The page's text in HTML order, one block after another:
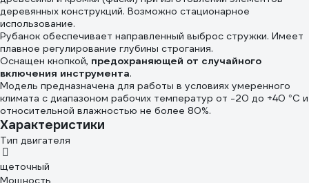
деревянных конструкций. Возможно стационарное
использование.
Рубанок обеспечивает направленный выброс стружки. Имеет
плавное регулирование глубины строгания.
Оснащен кнопкой, предохраняющей от случайного
включения инструмента.
Модель предназначена для работы в условиях умеренного
климата с диапазоном рабочих температур от -20 до +40 °C и
относительной влажностью не более 80%.
Характеристики
Тип двигателя
щеточный
Мощность